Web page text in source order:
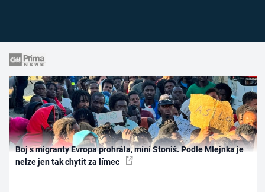
Boj s migranty Evropa prohrála, míní Stoniš. Podle Mlejnka je
nelze jen tak chytit za límec